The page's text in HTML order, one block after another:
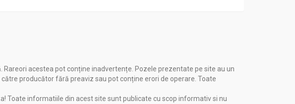
acestea pot conține inadvertențe. Pozele prezentate pe site au un
producător fără preaviz sau pot conține erori de operare. Toate
Toate informatiile din acest site sunt publicate cu scop informativ si nu